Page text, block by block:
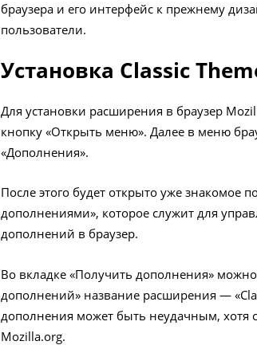
браузера и его интерфейс к прежнему
пользователи.
Установка Classic
Для установки расширения в браузер
кнопку «Открыть меню». Далее в меню
«Дополнения».
После этого будет открыто уже знакомое
дополнениями», которое служит для
дополнений в браузер.
Во вкладке «Получить дополнения»
дополнений» название расширения —
дополнения может быть неудачным, хотя
Mozilla.org.